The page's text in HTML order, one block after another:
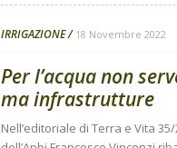
IRRIGAZIONE 18 Novembre 2022
Per l’acqua non
ma infrastrutture
Nell’editoriale di Terra e Vita